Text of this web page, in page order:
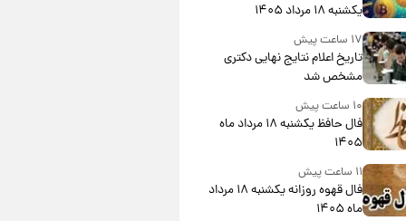
یکشنبه ۱۸ مرداد ۱۴۰۵
۱۷ ساعت پیش
تاریخ اعلام نتایج نهایی دکتری
مشخص شد
۱۰ ساعت پیش
فال حافظ یکشنبه ۱۸ مرداد ماه
۱۴۰۵
۱۱ ساعت پیش
فال قهوه روزانه یکشنبه ۱۸ مرداد
ماه ۱۴۰۵